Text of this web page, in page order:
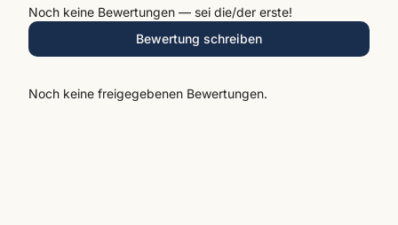
Noch keine Bewertungen — sei die/der erste!
Bewertung schreiben
Noch keine freigegebenen Bewertungen.